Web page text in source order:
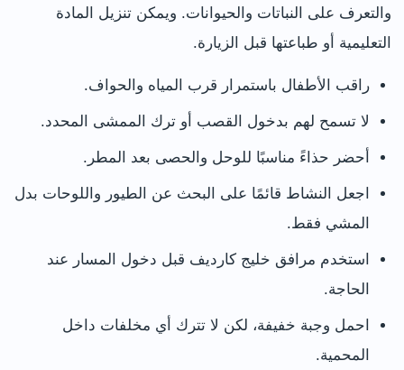
والتعرف على النباتات والحيوانات. ويمكن تنزيل المادة
التعليمية أو طباعتها قبل الزيارة.
راقب الأطفال باستمرار قرب المياه والحواف.
لا تسمح لهم بدخول القصب أو ترك الممشى المحدد.
أحضر حذاءً مناسبًا للوحل والحصى بعد المطر.
اجعل النشاط قائمًا على البحث عن الطيور واللوحات بدل
المشي فقط.
استخدم مرافق خليج كارديف قبل دخول المسار عند
الحاجة.
احمل وجبة خفيفة، لكن لا تترك أي مخلفات داخل
المحمية.